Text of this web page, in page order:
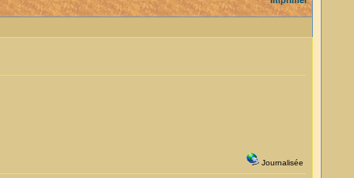
Journalisée